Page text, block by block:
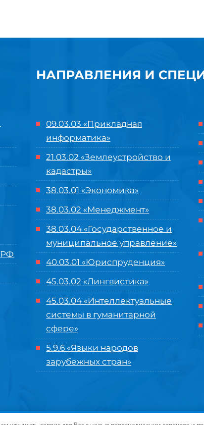
РФ
НАПРАВЛЕНИЯ И
09.03.03 «Прикладная
информатика»
21.03.02 «Землеустройство и
кадастры»
38.03.01 «Экономика»
38.03.02 «Менеджмент»
38.03.04 «Государственное и
муниципальное управление»
40.03.01 «Юриспруденция»
45.03.02 «Лингвистика»
45.03.04 «Интеллектуальные
системы в гуманитарной
сфере»
5.9.6 «Языки народов
зарубежных стран»